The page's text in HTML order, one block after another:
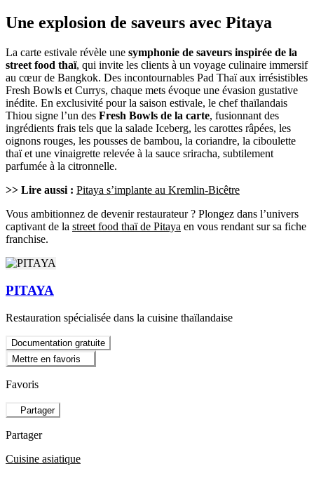
Une explosion de saveurs avec Pitaya
La carte estivale révèle une symphonie de saveurs inspirée de la
street food thaï, qui invite les clients à un voyage culinaire immersif
au cœur de Bangkok. Des incontournables Pad Thaï aux irrésistibles
Fresh Bowls et Currys, chaque mets évoque une évasion gustative
inédite. En exclusivité pour la saison estivale, le chef thaïlandais
Thiou signe l’un des Fresh Bowls de la carte, fusionnant des
ingrédients frais tels que la salade Iceberg, les carottes râpées, les
oignons rouges, les pousses de bambou, la coriandre, la ciboulette
thaï et une vinaigrette relevée à la sauce sriracha, subtilement
parfumée à la citronnelle.
>> Lire aussi : Pitaya s’implante au Kremlin-Bicêtre
Vous ambitionnez de devenir restaurateur ? Plongez dans l’univers
captivant de la street food thaï de Pitaya en vous rendant sur sa fiche
franchise.
PITAYA
Restauration spécialisée dans la cuisine thaïlandaise
Documentation gratuite
Mettre en favoris
Favoris
Partager
Partager
Cuisine asiatique